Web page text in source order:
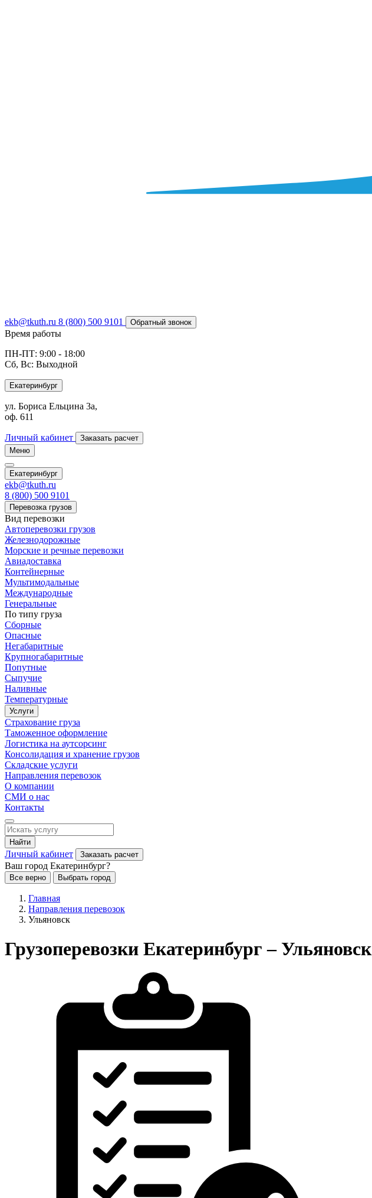
ekb@tkuth.ru 8 (800) 500 9101 Обратный звонок
Время работы
ПН-ПТ: 9:00 - 18:00
Сб, Вс: Выходной
Екатеринбург
ул. Бориса Ельцина 3а,
оф. 611
Личный кабинет
Заказать расчет
Меню
Екатеринбург
ekb@tkuth.ru
8 (800) 500 9101
Перевозка грузов
Вид перевозки
Автоперевозки грузов
Железнодорожные
Морские и речные перевозки
Авиадоставка
Контейнерные
Мультимодальные
Международные
Генеральные
По типу груза
Сборные
Опасные
Негабаритные
Крупногабаритные
Попутные
Сыпучие
Наливные
Температурные
Услуги
Страхование груза
Таможенное оформление
Логистика на аутсорсинг
Консолидация и хранение грузов
Складские услуги
Направления перевозок
О компании
СМИ о нас
Контакты
Найти
Личный кабинет Заказать расчет
Ваш город Екатеринбург?
Все верно Выбрать город
Главная
Направления перевозок
Ульяновск
Грузоперевозки Екатеринбург – Ульяновск